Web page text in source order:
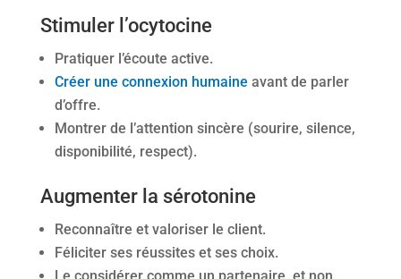
Stimuler l’ocytocine
Pratiquer l’écoute active.
Créer une connexion humaine avant de parler
d’offre.
Montrer de l’attention sincère (sourire, silence,
disponibilité, respect).
Augmenter la sérotonine
Reconnaître et valoriser le client.
Féliciter ses réussites et ses choix.